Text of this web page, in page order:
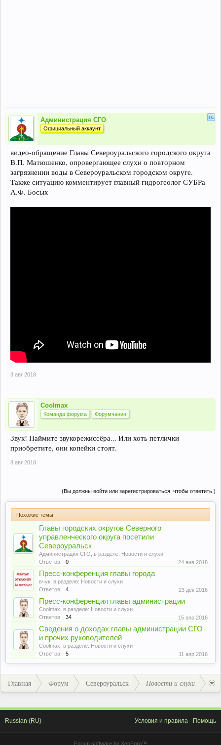
Администрация СГО
Официальный аккаунт
видео-обращение Главы Североуральского городского округа
В.П. Матюшенко, опровергающее слухи о повторном
загрязнении воды в Североуральском городском округе.
Также ситуацию комментирует главный гидрогеолог СУБРа
А.Ф. Босых
3 авг 2018
Coolmax
Команда форума Форумчанин
Звук! Наймите звукорежиссёра... Или хоть петлички
приобретите, они копейки стоят.
8 авг 2018
(Вы должны войти или зарегистрироваться, чтобы ответить.)
Похожие темы
Главы городских округов Северного
управленческого округа посетили
Североуральск
Администрация СГО , в разделе: Новости и слухи
Ответов:
0 24 янв 2018
Пресс-конференция главы города
вчук , в разделе: Новости и слухи
Ответов:
4 23 дек 2016
Пресс-конференция главы администрации
Coolmax , в разделе: Новости и слухи
Ответов:
34 15 апр 2016
Сведения о доходах главы администрации СГО
и прочих руководителей
Coolmax , в разделе: Новости и слухи
Ответов:
5 11 апр 2016
Главная Форум Североуральск Новости и слухи
Russian (RU) Условия и правила Помощь
Forum software by XenForo™